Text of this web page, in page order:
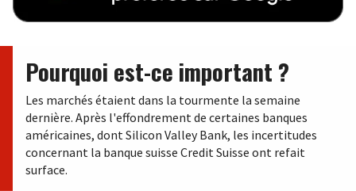
Pourquoi est-ce important ?
Les marchés étaient dans la tourmente la semaine
dernière. Après l'effondrement de certaines banques
américaines, dont Silicon Valley Bank, les incertitudes
concernant la banque suisse Credit Suisse ont refait
surface.